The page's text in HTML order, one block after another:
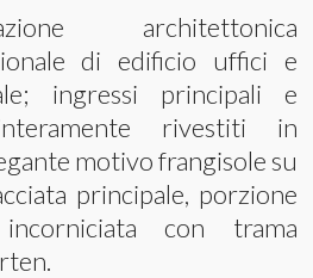
architettonica
di edificio uffici e
ingressi principali e
rivestiti in
motivo frangisole su
principale, porzione
con trama